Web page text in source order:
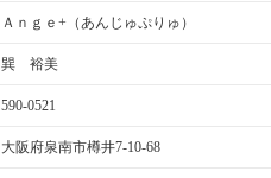
Ａｎｇｅ+（あんじゅぷりゅ）
巽 裕美
590-0521
大阪府泉南市樽井7-10-68